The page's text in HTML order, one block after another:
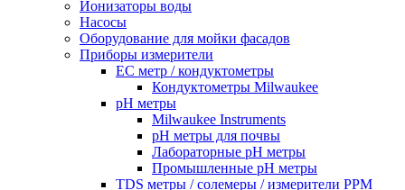
Ионизаторы воды
Насосы
Оборудование для мойки фасадов
Приборы измерители
EC метр / кондуктометры
Кондуктометры Milwaukee
pH метры
Milwaukee Instruments
pH метры для почвы
Лабораторные pH метры
Промышленные pH метры
TDS метры / солемеры / измерители PPM